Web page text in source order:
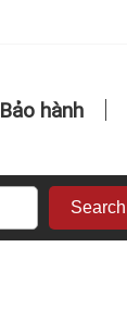
Bảo hành
Search